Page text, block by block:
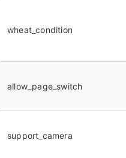
wheat_condition
allow_page_switch
support_camera